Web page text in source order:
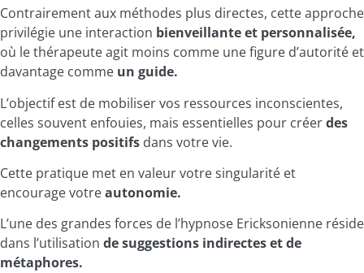
Contrairement aux méthodes plus directes, cette approche
privilégie une interaction bienveillante et personnalisée,
où le thérapeute agit moins comme une figure d’autorité et
davantage comme un guide.
L’objectif est de mobiliser vos ressources inconscientes,
celles souvent enfouies, mais essentielles pour créerdes
changements positifs dans votre vie.
Cette pratique met en valeur votre singularité et
encourage votreautonomie.
L’une des grandes forces de l’hypnose Ericksonienne réside
dans l’utilisation de suggestions indirectes et de
métaphores.